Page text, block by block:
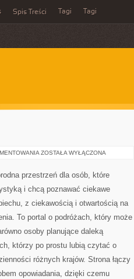
Spis Treści Tagi Tagi
GRECJA
ZOSTAŁA WYŁĄCZONA
przestrzeń dla osób, które
i chcą poznawać ciekawe
z ciekawością i otwartością na
To portal o podróżach, który może
osoby planujące daleką
którzy po prostu lubią czytać o
różnych krajów. Strona łączy
opowiadania, dzięki czemu